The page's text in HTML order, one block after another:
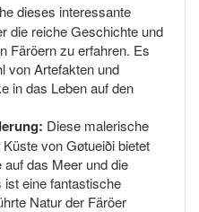
dieses interessante
die reiche Geschichte und
Färöern zu erfahren. Es
von Artefakten und
in das Leben auf den
Diese malerische
von Gøtueiði bietet
das Meer und die
ist eine fantastische
Natur der Färöer